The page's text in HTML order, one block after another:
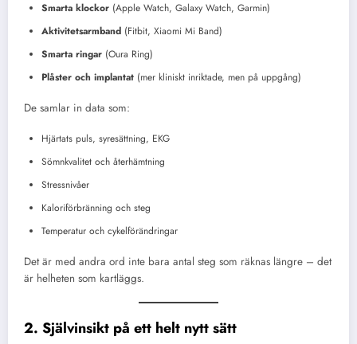
Smarta klockor (Apple Watch, Galaxy Watch, Garmin)
Aktivitetsarmband (Fitbit, Xiaomi Mi Band)
Smarta ringar (Oura Ring)
Plåster och implantat (mer kliniskt inriktade, men på uppgång)
De samlar in data som:
Hjärtats puls, syresättning, EKG
Sömnkvalitet och återhämtning
Stressnivåer
Kaloriförbränning och steg
Temperatur och cykelförändringar
Det är med andra ord inte bara antal steg som räknas längre – det
är helheten som kartläggs.
2. Självinsikt på ett helt nytt sätt